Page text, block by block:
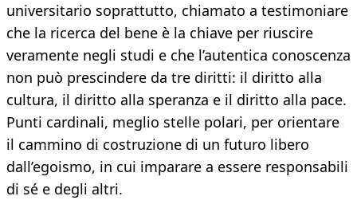
universitario soprattutto, chiamato a testimoniare
che la ricerca del bene è la chiave per riuscire
veramente negli studi e che l’autentica conoscenza
non può prescindere da tre diritti: il diritto alla
cultura, il diritto alla speranza e il diritto alla pace.
Punti cardinali, meglio stelle polari, per orientare
il cammino di costruzione di un futuro libero
dall’egoismo, in cui imparare a essere responsabili
di sé e degli altri.